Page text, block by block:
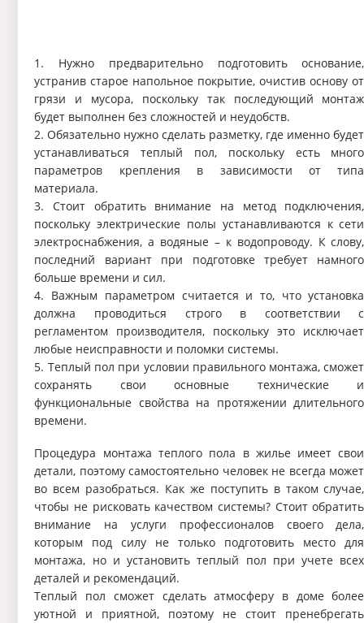
1. Нужно предварительно подготовить основание,
устранив старое напольное покрытие, очистив основу от
грязи и мусора, поскольку так последующий монтаж
будет выполнен без сложностей и неудобств.
2. Обязательно нужно сделать разметку, где именно будет
устанавливаться теплый пол, поскольку есть много
параметров крепления в зависимости от типа
материала.
3. Стоит обратить внимание на метод подключения,
поскольку электрические полы устанавливаются к сети
электроснабжения, а водяные – к водопроводу. К слову,
последний вариант при подготовке требует намного
больше времени и сил.
4. Важным параметром считается и то, что установка
должна проводиться строго в соответствии с
регламентом производителя, поскольку это исключает
любые неисправности и поломки системы.
5. Теплый пол при условии правильного монтажа, сможет
сохранять свои основные технические и
функциональные свойства на протяжении длительного
времени.
Процедура монтажа теплого пола в жилье имеет свои
детали, поэтому самостоятельно человек не всегда может
во всем разобраться. Как же поступить в таком случае,
чтобы не рисковать качеством системы? Стоит обратить
внимание на услуги профессионалов своего дела,
которым под силу не только подготовить место для
монтажа, но и установить теплый пол при учете всех
деталей и рекомендаций.
Теплый пол сможет сделать атмосферу в доме более
уютной и приятной, поэтому не стоит пренебрегать